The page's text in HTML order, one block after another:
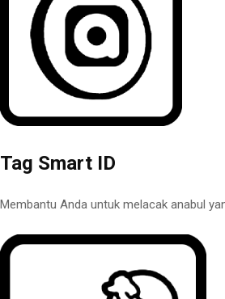
Tag Smart ID
Membantu Anda untuk melacak anabul